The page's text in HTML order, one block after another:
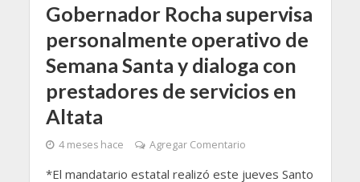
Gobernador Rocha supervisa
personalmente operativo de
Semana Santa y dialoga con
prestadores de servicios en
Altata
4 meses hace Agregar Comentario
*El mandatario estatal realizó este jueves Santo